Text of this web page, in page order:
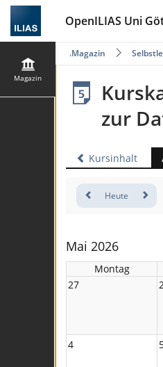
OpenILIAS Uni
Magazin
Magazin
zur
Kursinhalt
Heute
Mai 2026
Montag
27
4